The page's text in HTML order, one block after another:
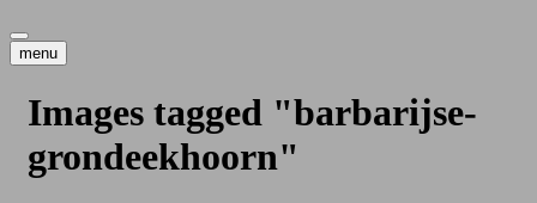
menu
Images tagged "barbarijse-
grondeekhoorn"